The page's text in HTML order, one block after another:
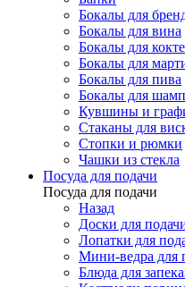
Бокалы для
Бокалы для вина
Бокалы для
Бокалы для
Бокалы для пива
Бокалы для
Кувшины и
Стаканы для
Стопки и рюмки
Чашки из стекла
Посуда для подачи
Посуда для подачи
Назад
Доски для
Лопатки для
Мини-ведра для
Блюда для